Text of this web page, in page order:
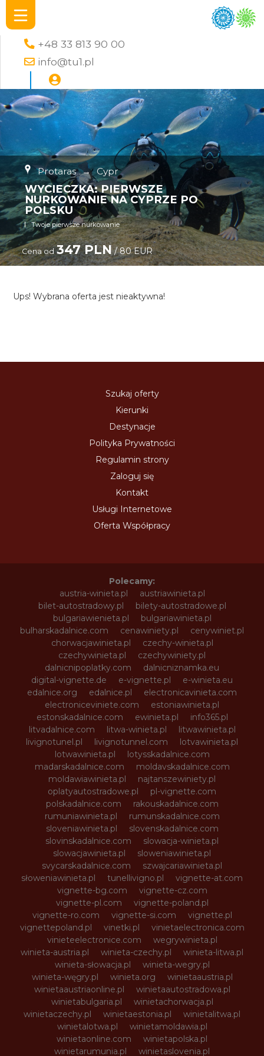
+48 33 813 90 00
info@tu1.pl
Protaras → Cypr
WYCIECZKA: PIERWSZE
NURKOWANIE NA CYPRZE PO
POLSKU
Twoje pierwsze nurkowanie
Cena od 347 PLN/ 80 EUR
Ups! Wybrana oferta jest nieaktywna!
Szukaj oferty
Kierunki
Destynacje
Polityka Prywatności
Regulamin strony
Zaloguj się
Kontakt
Usługi Internetowe
Oferta Współpracy
Polecamy:
austria-winieta.pl
austriawinieta.pl
bilet-autostradowy.pl
bilety-autostradowe.pl
bulgariawienieta.pl
bulgariawinieta.pl
bulharskadalnice.com
cenawiniety.pl
cenywiniet.pl
chorwacjawinieta.pl
czechy-winieta.pl
czechywinieta.pl
czechywiniety.pl
dalnicnipoplatky.com
dalnicniznamka.eu
digital-vignette.de
e-vignette.pl
e-winieta.eu
edalnice.org
edalnice.pl
electronicavinieta.com
electroniceviniete.com
estoniawinieta.pl
estonskadalnice.com
ewinieta.pl
info365.pl
litvadalnice.com
litwa-winieta.pl
litwawinieta.pl
livignotunel.pl
livignotunnel.com
lotvawinieta.pl
lotwawinieta.pl
lotysskadalnice.com
madarskadalnice.com
moldavskadalnice.com
moldawiawinieta.pl
najtanszewiniety.pl
oplatyautostradowe.pl
pl-vignette.com
polskadalnice.com
rakouskadalnice.com
rumuniawinieta.pl
rumunskadalnice.com
sloveniawinieta.pl
slovenskadalnice.com
slovinskadalnice.com
slowacja-winieta.pl
slowacjawinieta.pl
sloweniawinieta.pl
svycarskadalnice.com
szwajcariawinieta.pl
słoweniawinieta.pl
tunellivigno.pl
vignette-at.com
vignette-bg.com
vignette-cz.com
vignette-pl.com
vignette-poland.pl
vignette-ro.com
vignette-si.com
vignette.pl
vignettepoland.pl
vinetki.pl
vinietaelectronica.com
vinieteelectronice.com
wegrywinieta.pl
winieta-austria.pl
winieta-czechy.pl
winieta-litwa.pl
winieta-słowacja.pl
winieta-wegry.pl
winieta-węgry.pl
winieta.org
winietaaustria.pl
winietaaustriaonline.pl
winietaautostradowa.pl
winietabulgaria.pl
winietachorwacja.pl
winietaczechy.pl
winietaestonia.pl
winietalitwa.pl
winietalotwa.pl
winietamoldawia.pl
winietaonline.com
winietapolska.pl
winietarumunia.pl
winietaslovenia.pl